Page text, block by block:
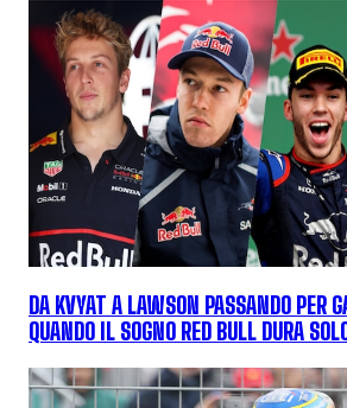
DA KVYAT A LAWSON PASSANDO PER
QUANDO IL SOGNO RED BULL DURA